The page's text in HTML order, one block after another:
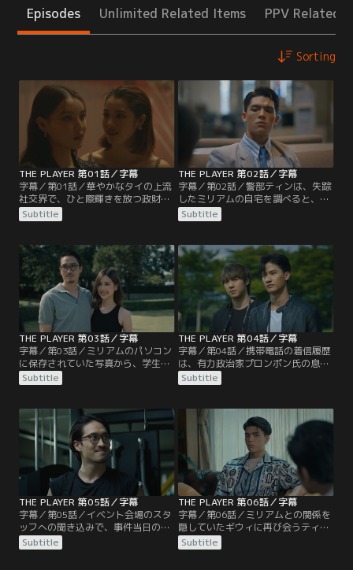
Episodes Unlimited Related Items PPV Related
Sorting
THE PLAYER 第01話／字幕
字幕／第01話／華やかなタイの上流
社交界で、ひと際輝きを放つ政財界
の大物やその御曹司、跡取り令嬢た
ちが集う政治資金パーティーで、不
に参加していたファッションデザイ
ナーのミリアムが、会場を離れる直
前、電話中に何者かに襲われたの
だ。
Subtitle
THE PLAYER 第02話／字幕
字幕／第02話／警部ティンは、失踪
したミリアムの自宅を調べると、ミ
リアムがデザイナーとして働く人気
ファッションブランドのオーナー・
ぞれ雑誌の表紙を飾る写真を切り刻
んでいるのを見つける。ミリアムと
イヴが親友同士であると知るティン
は、状況を理解できない。
Subtitle
THE PLAYER 第03話／字幕
字幕／第03話／ミリアムのパソコン
に保存されていた写真から、学生時
代にギウィと同級生であったことが
判明する。ティンはギウィの任意の
共同経営するホテルに向かう。ギウ
ィは、学生時代にミリアムと知り合
ったが学科が一緒だった1年間しか
付き合いがないという。
Subtitle
THE PLAYER 第04話／字幕
字幕／第04話／携帯電話の着信履歴
は、有力政治家プロンポン氏の息子
で自身も出馬を控えるピッチだっ
た。事情聴取に応じたピッチは、ミ
以外によく知らないという。着信履
歴は、彼女に依頼したスーツの件で
電話を掛けたもので…。
Subtitle
THE PLAYER 第05話／字幕
字幕／第05話／イベント会場のスタ
ッフへの聞き込みで、事件当日のイ
ベントスタッフに見慣れない金髪の
若い男が紛れていたことを知ったテ
Subtitle
THE PLAYER 第06話／字幕
字幕／第06話／ミリアムとの関係を
隠していたギウィに再び会うティ
ン。ギウィは、ミリアムが店にいた
ことを認めたが、経理のバイトでし
Subtitle